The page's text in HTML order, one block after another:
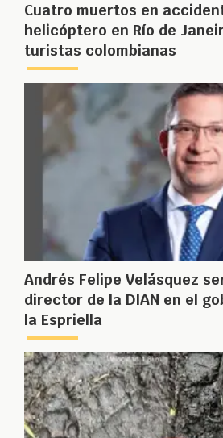
Cuatro muertos en
helicóptero en Río de
turistas colombianas
Andrés Felipe Velásquez
director de la DIAN en el
la Espriella